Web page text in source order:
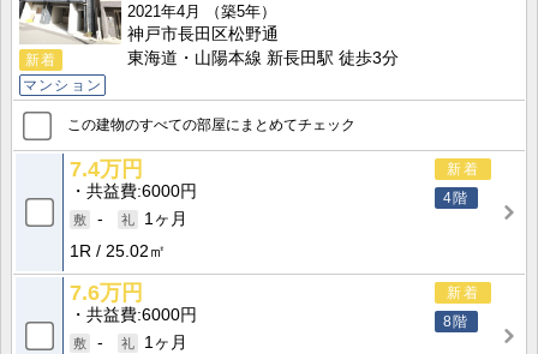
新着
マンション
2021年4月
（築5年）
神戸市長田区松野通
東海道・山陽本線 新長田駅 徒歩3分
この建物のすべての部屋にまとめてチェック
新着
4階
7.4万円
共益費 6000円
-
1ヶ月
1R
25.02㎡
新着
8階
7.6万円
共益費 6000円
-
1ヶ月